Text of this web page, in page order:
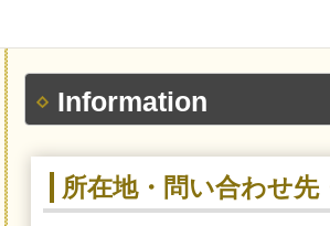
Information
所在地・問い合わせ先